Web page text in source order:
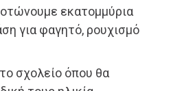
εκατομμύρια
για φαγητό, ρουχισμό
σχολείο όπου θα